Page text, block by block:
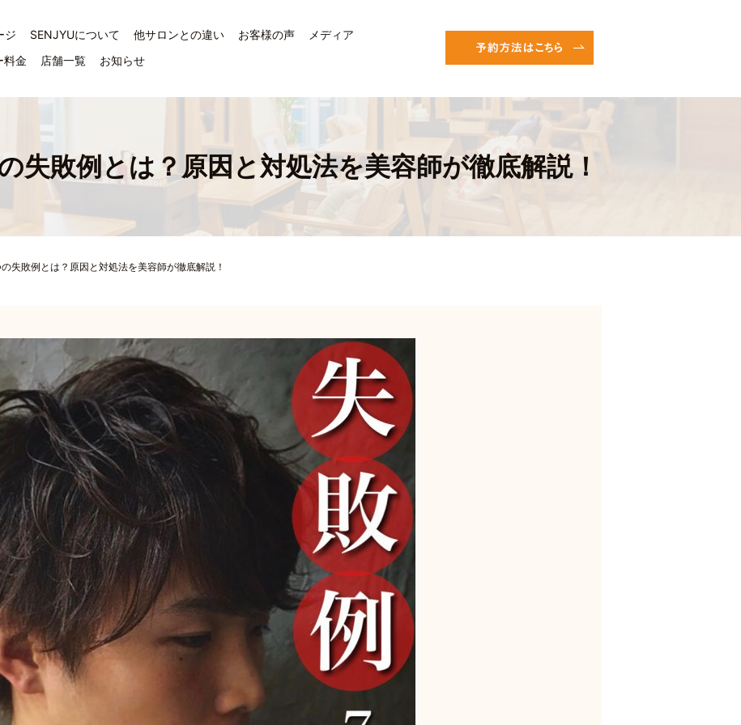
ジ SENJYUについて 他サロンとの違い お客様の声
メディア
料金
店舗一覧 お知らせ
失敗例とは？原因と対処法を美容師が徹底解説！
失敗例とは？原因と対処法を美容師が徹底解説！